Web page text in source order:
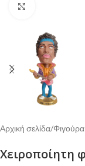
Αρχική σελίδα/Φιγούρα
Χειροποίητη